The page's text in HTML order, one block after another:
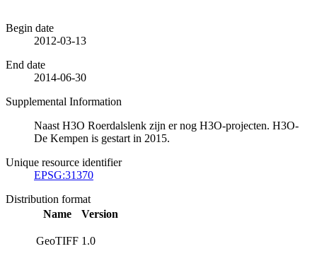
Begin date
2012-03-13
End date
2014-06-30
Supplemental Information
Naast H3O Roerdalslenk zijn er nog H3O-projecten. H3O-
De Kempen is gestart in 2015.
Unique resource identifier
EPSG:31370
Distribution format
Name
Version
GeoTIFF 1.0